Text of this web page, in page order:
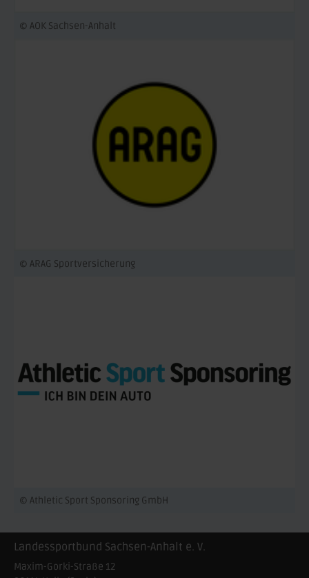
© AOK Sachsen-Anhalt
© ARAG Sportversicherung
© Athletic Sport Sponsoring GmbH
Landessportbund Sachsen-Anhalt e. V.
Maxim-Gorki-Straße 12